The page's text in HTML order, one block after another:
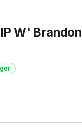
W' Brandon